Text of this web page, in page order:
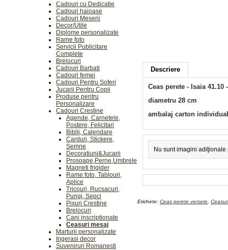
Cadouri cu Dedicatie
Cadouri haioase
Cadouri Meserii
Decor/Utile
Diplome personalizate
Rame foto
Servicii Publicitare
Complete
Brelocuri
Cadouri Barbati
Cadouri femei
Cadouri Pentru Soferi
Jucarii Pentru Copii
Produse pentru
Personalizare
Cadouri Crestine
Agende, Carnetele,
Postere, Felicitari
Biblii, Calendare
Carduri, Stickere,
Semne
Decoratiuni&Jucarii
Prosoape,Perne,Umbrele
Magneti frigider
Rame foto, Tablouri,
Aplice
Tricouri, Rucsacuri,
Pungi, Sepci
Pixuri Crestine
Brelocuri
Cani inscriptionate
Ceasuri mesaj
Marturii personalizate
Ingerasi decor
Suveniruri Romanesti
Descriere
Ceas perete - Isaia 41.10
diametru 28 cm
ambalaj carton individual
Nu sunt imagini
Etichete: Ceas perete versete